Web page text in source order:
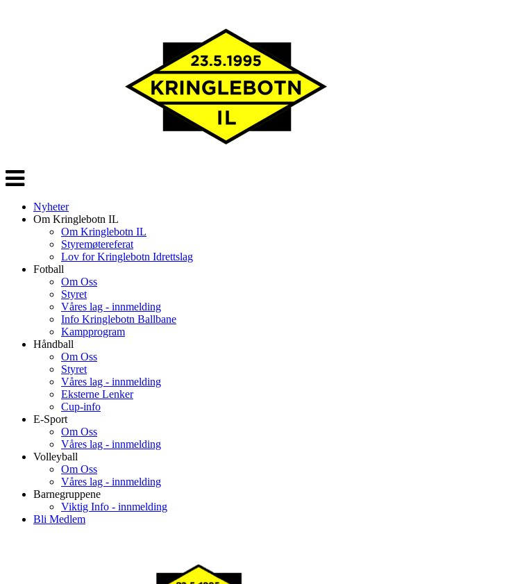
Veksle
navigasjon
Nyheter
Om Kringlebotn IL
Om Kringlebotn IL
Styremøtereferat
Lov for Kringlebotn Idrettslag
Fotball
Om Oss
Styret
Våres lag - innmelding
Info Kringlebotn Ballbane
Kampprogram
Håndball
Om Oss
Styret
Våres lag - innmelding
Eksterne Lenker
Cup-info
E-Sport
Om Oss
Våres lag - innmelding
Volleyball
Om Oss
Våres lag - innmelding
Barnegruppene
Viktig Info - innmelding
Bli Medlem